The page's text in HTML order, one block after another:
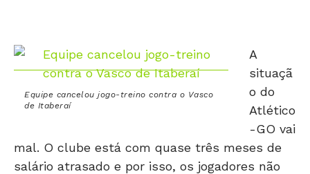
Equipe cancelou jogo-treino contra o Vasco
de Itaberaí
A
situaçã
o do
Atlético
-GO vai
mal. O clube está com quase três meses de
salário atrasado e por isso, os jogadores não